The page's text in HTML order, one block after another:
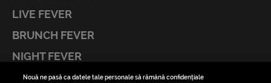
LIVE FEVER
BRUNCH FEVER
NIGHT FEVER
LIVE FEVER CONCERT
Nouă ne pasă ca datele tale personale să rămână confidențiale